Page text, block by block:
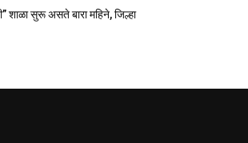
शाळा सुरू असते बारा महिने, जिल्हा